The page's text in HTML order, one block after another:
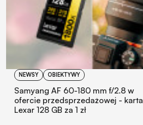
NEWSY OBIEKTYWY
Samyang AF 60-180 mm f/2.8 w
ofercie przedsprzedażowej - karta
Lexar 128 GB za 1 zł